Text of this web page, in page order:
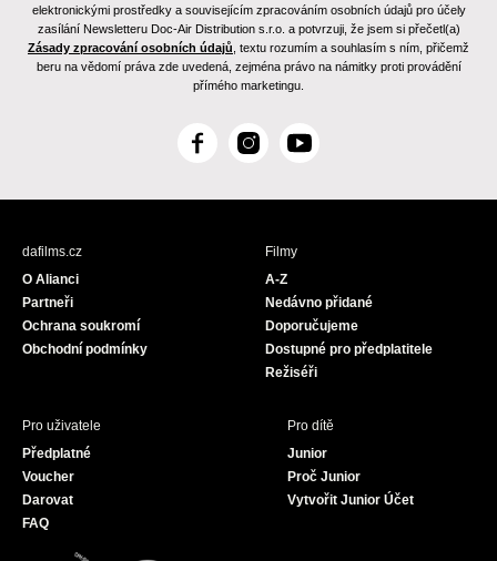
elektronickými prostředky a souvisejícím zpracováním osobních údajů pro účely
zasílání Newsletteru Doc-Air Distribution s.r.o. a potvrzuji, že jsem si přečetl(a)
Zásady zpracování osobních údajů , textu rozumím a souhlasím s ním, přičemž
beru na vědomí práva zde uvedená, zejména právo na námitky proti provádění
přímého marketingu.
F
c
I
s
Y
u
dafilms.cz
O Alianci
Partneři
Ochrana soukromí
Obchodní podmínky
Filmy
A-Z
Nedávno přidané
Doporučujeme
Dostupné pro předplatitele
Režiséři
Pro uživatele
Předplatné
Voucher
Darovat
FAQ
Pro dítě
Junior
Proč Junior
Vytvořit Junior Účet